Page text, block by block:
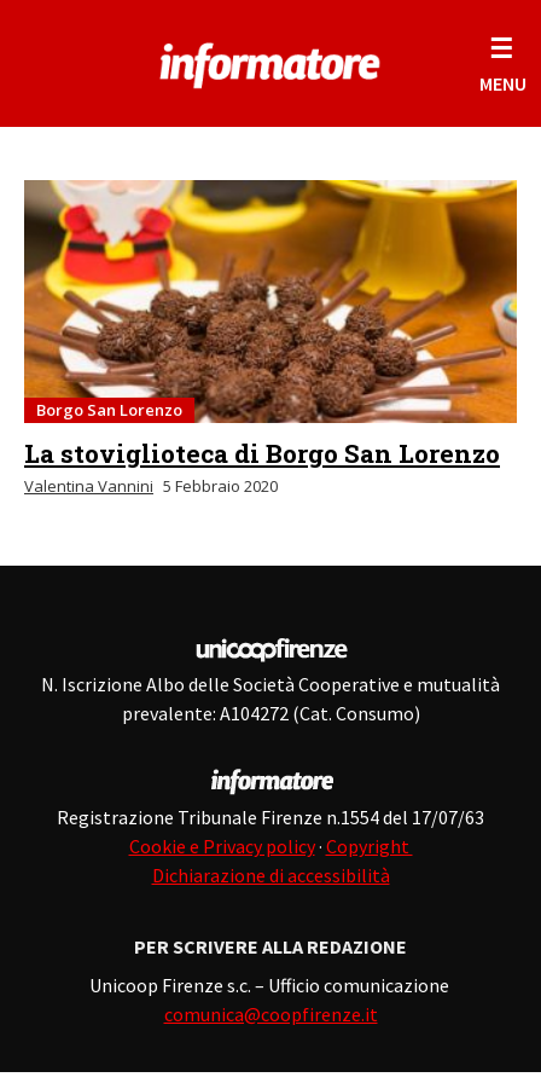
☰
MENU
Borgo San Lorenzo
La stoviglioteca di Borgo San Lorenzo
Valentina Vannini 5 Febbraio 2020
N. Iscrizione Albo delle Società Cooperative e mutualità
prevalente: A104272 (Cat. Consumo)
Registrazione Tribunale Firenze n.1554 del 17/07/63
Cookie e Privacy policy· Copyright
Dichiarazione di accessibilità
PER SCRIVERE ALLA REDAZIONE
Unicoop Firenze s.c. – Ufficio comunicazione
comunica@coopfirenze.it